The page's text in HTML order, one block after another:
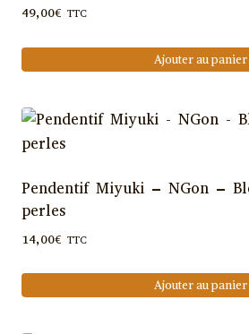
49,00€ TTC
Ajouter au panier
Pendentif Miyuki – NGon –
perles
14,00€ TTC
Ajouter au panier